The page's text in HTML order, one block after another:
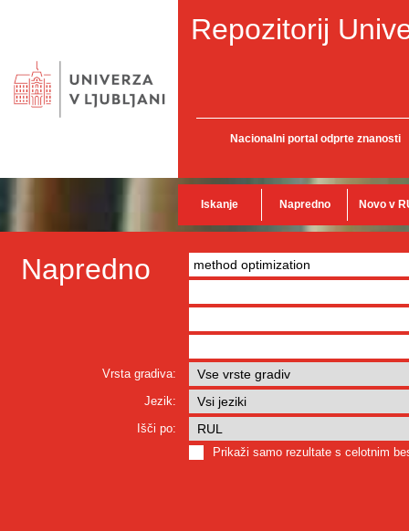
Repozitorij
Nacionalni portal odprte znanosti
Iskanje Napredno Novo v
Napredno
Vrsta gradiva:
Jezik:
Išči po:
Prikaži samo rezultate s celotnim